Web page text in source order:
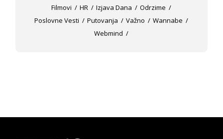
Filmovi
HR Izjava Dana
Odrzime
Poslovne Vesti
Putovanja Važno
Wannabe
Webmind